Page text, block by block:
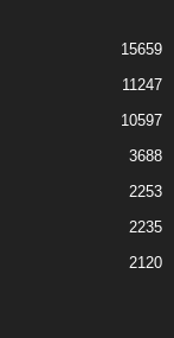
15659
11247
10597
3688
2253
2235
2120